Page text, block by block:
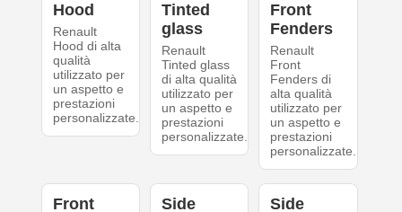
Hood
Renault
Hood di alta
qualità
utilizzato per
un aspetto e
prestazioni
personalizzate.
Tinted
glass
Renault
Tinted glass
di alta qualità
utilizzato per
un aspetto e
prestazioni
personalizzate.
Front
Fenders
Renault
Front
Fenders di
alta qualità
utilizzato per
un aspetto e
prestazioni
personalizzate.
Front Side Side